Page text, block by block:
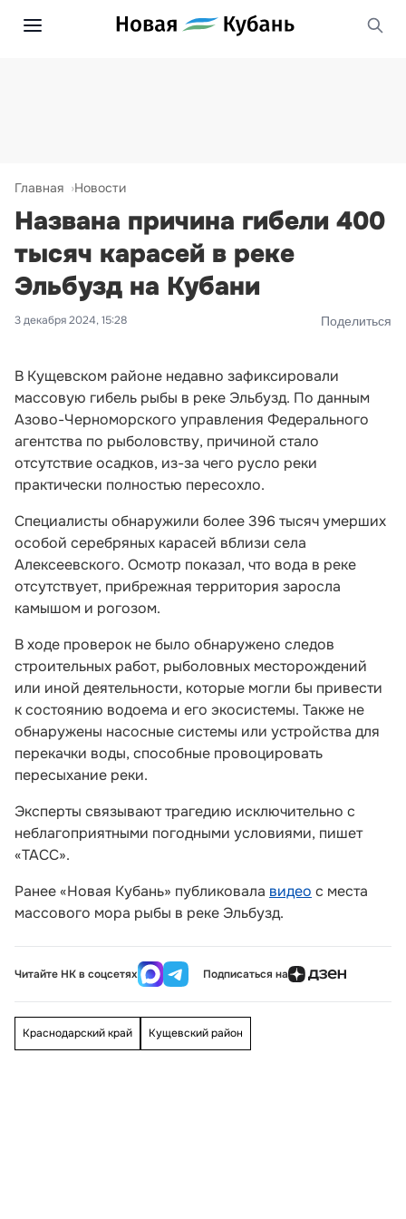
Главная Новости
Названа причина гибели 400
тысяч карасей в реке
Эльбузд на Кубани
3 декабря 2024, 15:28 Поделиться
В Кущевском районе недавно зафиксировали
массовую гибель рыбы в реке Эльбузд. По данным
Азово-Черноморского управления Федерального
агентства по рыболовству, причиной стало
отсутствие осадков, из-за чего русло реки
практически полностью пересохло.
Специалисты обнаружили более 396 тысяч умерших
особой серебряных карасей вблизи села
Алексеевского. Осмотр показал, что вода в реке
отсутствует, прибрежная территория заросла
камышом и рогозом.
В ходе проверок не было обнаружено следов
строительных работ, рыболовных месторождений
или иной деятельности, которые могли бы привести
к состоянию водоема и его экосистемы. Также не
обнаружены насосные системы или устройства для
перекачки воды, способные провоцировать
пересыхание реки.
Эксперты связывают трагедию исключительно с
неблагоприятными погодными условиями, пишет
«ТАСС».
Ранее «Новая Кубань» публиковала видео с места
массового мора рыбы в реке Эльбузд.
Читайте НК в соцсетях Подписаться на
Краснодарский край Кущевский район